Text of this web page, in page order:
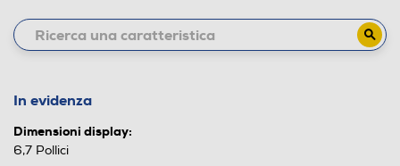
In evidenza
Dimensioni display:
6,7 Pollici